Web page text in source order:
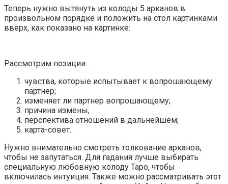
Теперь нужно вытянуть из колоды 5 арканов в
произвольном порядке и положить на стол картинками
вверх, как показано на картинке:
Рассмотрим позиции:
чувства, которые испытывает к вопрошающему
партнер;
изменяет ли партнер вопрошающему;
причина измены;
перспектива отношений в дальнейшем;
карта-совет.
Нужно внимательно смотреть толкование арканов,
чтобы не запутаться. Для гадания лучше выбирать
специальную любовную колоду Таро, чтобы
включилась интуиция. Также можно рассматривать этот